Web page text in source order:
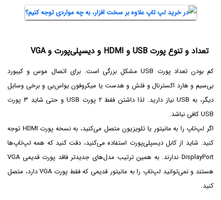
تعداد و تنوع پورت USB و HDMI و دیسپلی‌پورت و VGA
کم بودن تعداد پورت USB مشکل بزرگی است. برای اتصال موس و کیبورد
بی‌سیم و هارد اکسترنال و فلش و هدست یا میکروفون یو‌اس‌بی و برخی وسایل
دیگر، به USB نیاز دارید. لذا داشتن فقط ۲ پورت USB و حتی شاید ۳ پورت
USB کافی نباشد.
اگر لپ‌تاپ را به مانیتور یا تلویزیون متصل می‌کنید، به نسخه پورت HDMI توجه
کنید. شاید از کابل دیسپلی‌پورت استفاده می‌کنید، دقت کنید که همه لپ‌تاپ‌ها
DisplayPort ندارند. به همین ترتیب مدل‌های جدیدتر فاقد پورت قدیمی VGA
هستند و نمی‌توانید لپ‌تاپ را به مانیتور قدیمی که فقط پورت VGA دارد، متصل
کنید.